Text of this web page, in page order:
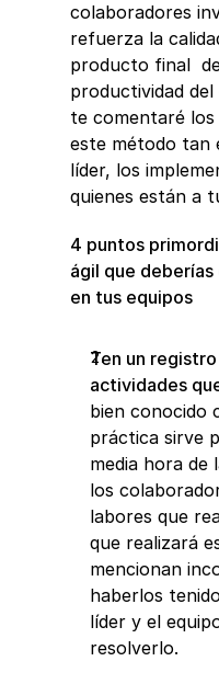
colaboradores
refuerza la
producto final
productividad
te comentaré
este método tan
líder, los
quienes están a
4 puntos
ágil que
en tus equipos
Ten un
bien conocido
práctica sirve
media hora de
los
labores que
que realizará
mencionan
haberlos
líder y el
resolverlo.